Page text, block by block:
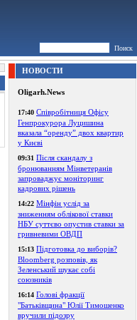
Поиск
НОВОСТИ
Oligarh.News
17:40 Співробітниця Офісу
Генпрокурора Луцишина
вказала “оренду” двох квартир
у Києві
09:31 Після скандалу з
бронюванням Мінветеранів
запроваджує моніторинг
кадрових рішень
14:22 Мінфін услід за
зниженням облікової ставки
НБУ суттєво опустив ставки за
гривневими ОВДП
15:13 Підготовка до виборів?
Bloomberg розповів, як
Зеленський шукає собі
союзників
16:14 Голові фракції
"Батьківщина" Юлії Тимошенко
вручили підозру